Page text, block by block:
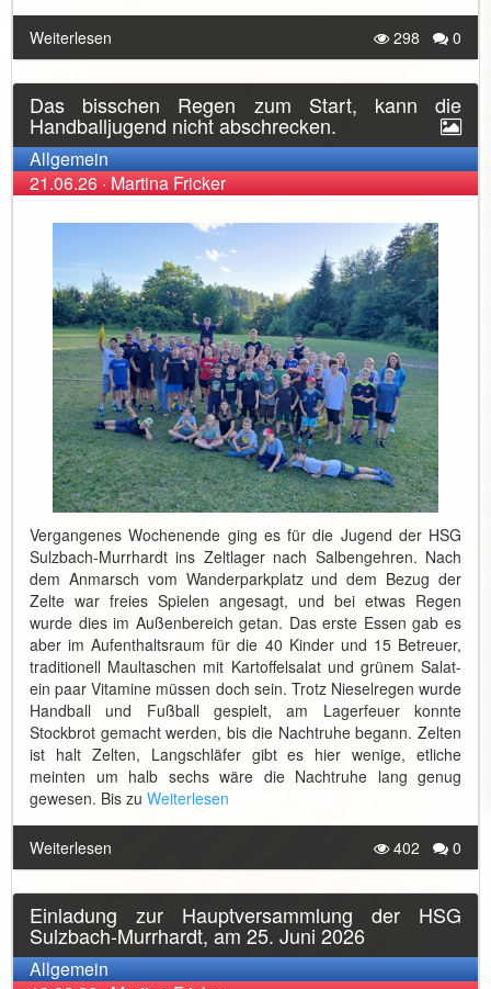
Weiterlesen 298 0
Das bisschen Regen zum Start, kann die
Handballjugend nicht abschrecken.
Allgemein
21.06.26·Martina Fricker
Vergangenes Wochenende ging es für die Jugend der HSG
Sulzbach-Murrhardt ins Zeltlager nach Salbengehren. Nach
dem Anmarsch vom Wanderparkplatz und dem Bezug der
Zelte war freies Spielen angesagt, und bei etwas Regen
wurde dies im Außenbereich getan. Das erste Essen gab es
aber im Aufenthaltsraum für die 40 Kinder und 15 Betreuer,
traditionell Maultaschen mit Kartoffelsalat und grünem Salat-
ein paar Vitamine müssen doch sein. Trotz Nieselregen wurde
Handball und Fußball gespielt, am Lagerfeuer konnte
Stockbrot gemacht werden, bis die Nachtruhe begann. Zelten
ist halt Zelten, Langschläfer gibt es hier wenige, etliche
meinten um halb sechs wäre die Nachtruhe lang genug
gewesen. Bis zu Weiterlesen
Weiterlesen 402 0
Einladung zur Hauptversammlung der HSG
Sulzbach-Murrhardt, am 25. Juni 2026
Allgemein